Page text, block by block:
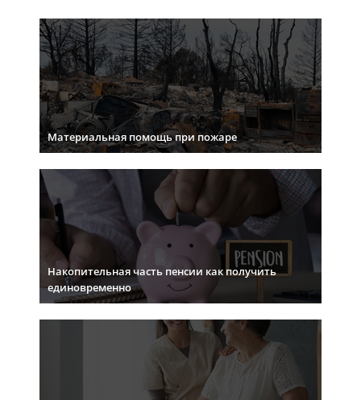
Материальная помощь при пожаре
Накопительная часть пенсии как получить
единовременно